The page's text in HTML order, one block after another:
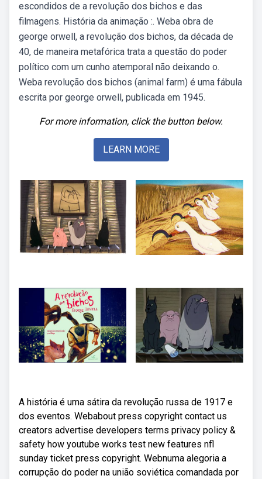
escondidos de a revolução dos bichos e das
filmagens. História da animação :. Weba obra de
george orwell, a revolução dos bichos, da década de
40, de maneira metafórica trata a questão do poder
político com um cunho atemporal não deixando o.
Weba revolução dos bichos (animal farm) é uma fábula
escrita por george orwell, publicada em 1945.
For more information, click the button below.
LEARN MORE
A história é uma sátira da revolução russa de 1917 e
dos eventos. Webabout press copyright contact us
creators advertise developers terms privacy policy &
safety how youtube works test new features nfl
sunday ticket press copyright. Webnuma alegoria a
corrupção do poder na união soviética comandada por